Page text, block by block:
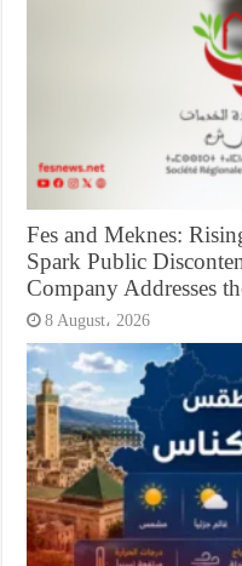
Fes and Meknes:
Spark Public
Company Addresses
8 August، 2026